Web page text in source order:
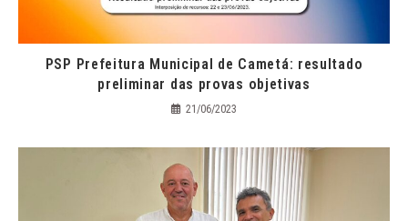
PSP Prefeitura Municipal de Cametá: resultado
preliminar das provas objetivas
21/06/2023